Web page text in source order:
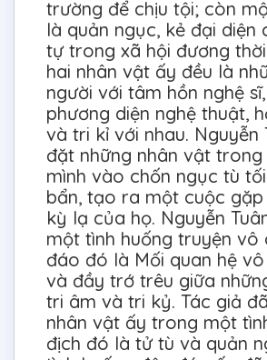
trường để chịu tội; còn
là quản ngục, kẻ đại diện
tự trong xã hội đương
hai nhân vật ấy đều là
người với tâm hồn nghệ
phương diện nghệ thuật,
và tri kỉ với nhau. Nguyễn
đặt những nhân vật
mình vào chốn ngục tù
bẩn, tạo ra một cuộc
kỳ lạ của họ. Nguyễn
một tình huống truyện vô
đáo đó là Mối quan hệ
và đầy trớ trêu giữa
tri âm và tri kỷ. Tác giả
nhân vật ấy trong một
địch đó là tử tù và quản